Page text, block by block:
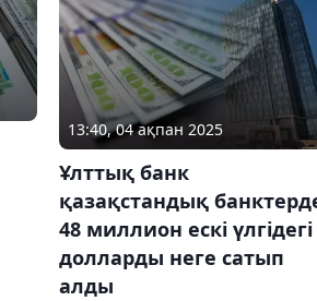
13:40, 04 ақпан 2025
Ұлттық банк
қазақстандық
48 миллион ескі үлгідегі
долларды неге сатып
алды